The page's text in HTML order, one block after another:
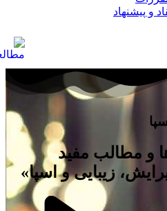
و پیشنهاد
و مطالب مفید
زیبایی و اسپا»